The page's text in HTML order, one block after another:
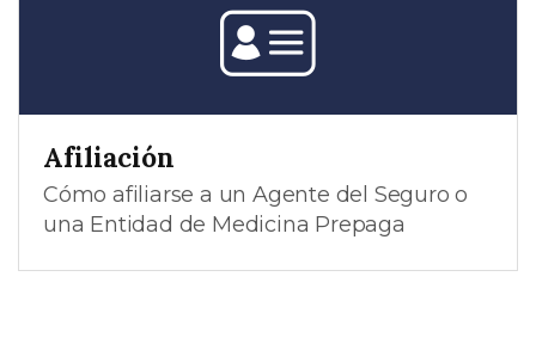
Afiliación
Cómo afiliarse a un Agente del Seguro o
una Entidad de Medicina Prepaga